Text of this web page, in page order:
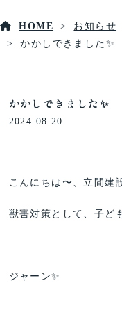
HOME お知らせ
かかしできました✨
かかしできました✨
2024.08.20
こんにちは〜、立間建
獣害対策として、子ど
ジャーン✨